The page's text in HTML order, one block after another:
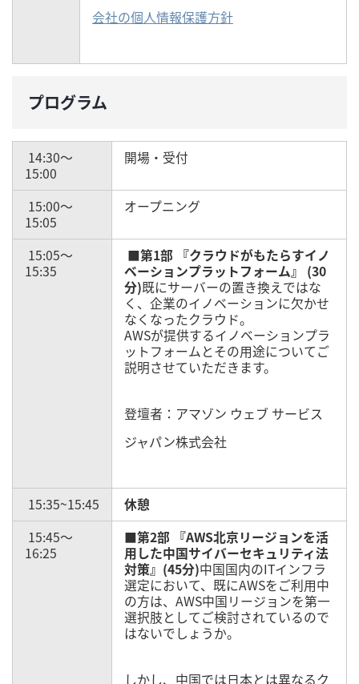
会社の個人情報保護方針
プログラム
14:30～
15:00
開場・受付
15:00～
15:05
オープニング
15:05～
15:35
■第1部 『クラウドがもたらすイノ
ベーションプラットフォーム』 (30
分)既にサーバーの置き換えではな
く、企業のイノベーションに欠かせ
なくなったクラウド。
AWSが提供するイノベーションプラ
ットフォームとその用途についてご
説明させていただきます。
登壇者：アマゾン ウェブ サービス
ジャパン株式会社
15:35~15:45
休憩
15:45～
16:25
■第2部 『AWS北京リージョンを活
用した中国サイバーセキュリティ法
対策』(45分)中国国内のITインフラ
選定において、既にAWSをご利用中
の方は、AWS中国リージョンを第一
選択肢としてご検討されているので
はないでしょうか。
しかし、中国では日本とは異なるク